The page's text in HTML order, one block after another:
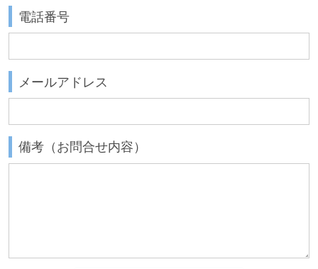
電話番号
メールアドレス
備考（お問合せ内容）